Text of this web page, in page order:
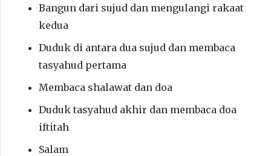
Bangun dari sujud dan mengulangi rakaat
kedua
Duduk di antara dua sujud dan membaca
tasyahud pertama
Membaca shalawat dan doa
Duduk tasyahud akhir dan membaca doa
iftitah
Salam